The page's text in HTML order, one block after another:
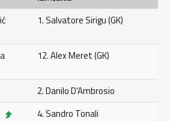
1. Salvatore Sirigu (GK)
12. Alex Meret (GK)
2. Danilo D'Ambrosio
4. Sandro Tonali